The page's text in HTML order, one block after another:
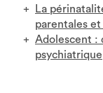
La
parentales
Adolescent :
psychiatrique